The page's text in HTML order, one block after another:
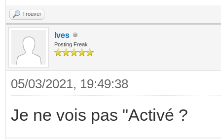
Trouver
Ives
Posting Freak
05/03/2021, 19:49:38
Je ne vois pas "Activé ?